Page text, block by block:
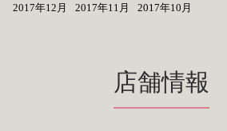
2017年12月
2017年11月 2017年10月
店舗情報